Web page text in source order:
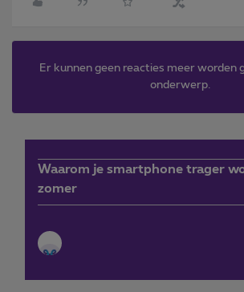
Er kunnen geen reacties meer worden
onderwerp.
Waarom je smartphone trager
zomer